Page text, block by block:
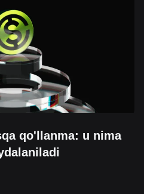
qo'llanma: u nima